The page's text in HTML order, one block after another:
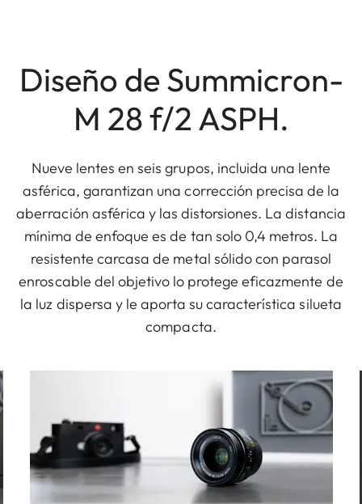
Diseño de Summicron-
M 28 f/2 ASPH.
Nueve lentes en seis grupos, incluida una lente
asférica, garantizan una corrección precisa de la
aberración asférica y las distorsiones. La distancia
mínima de enfoque es de tan solo 0,4 metros. La
resistente carcasa de metal sólido con parasol
enroscable del objetivo lo protege eficazmente de
la luz dispersa y le aporta su característica silueta
compacta.